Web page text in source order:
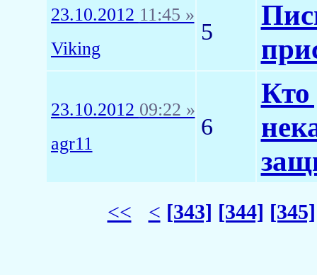
23.10.2012 11:45 »
Viking
5
23.10.2012 09:22 »
agr11
6
Кто
<< < [343] [344] [345]